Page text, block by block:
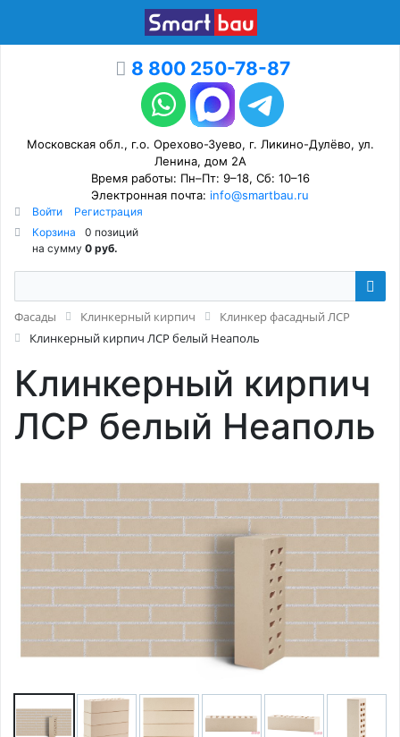
8 800 250-78-87
Московская обл., г.о. Орехово-Зуево, г. Ликино-Дулёво, ул.
Ленина, дом 2А
Время работы: Пн–Пт: 9–18, Сб: 10–16
Электронная почта: info@smartbau.ru
Войти
Регистрация
Корзина
0 позиций
на сумму 0 руб.
Фасады Клинкерный кирпич
Клинкер фасадный ЛСР
Клинкерный кирпич ЛСР белый Неаполь
Клинкерный кирпич
ЛСР белый Неаполь